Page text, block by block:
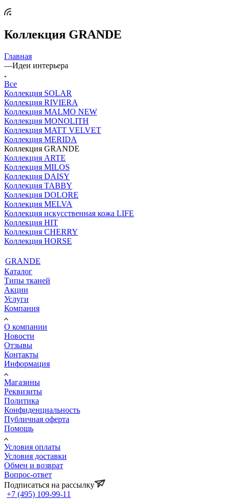
Коллекция GRANDE
Главная
—Идеи интерьера
Все
Коллекция SOLAR
Коллекция RIVIERA
Коллекция MALMO NEW
Коллекция MONOLITH
Коллекция MATT VELVET
Коллекция MERIDA
Коллекция GRANDE
Коллекция ARTE
Коллекция MILOS
Коллекция DAISY
Коллекция TABBY
Коллекция DOLORE
Коллекция MELVA
Коллекция искусственная кожа LIFE
Коллекция HIT
Коллекция CHERRY
Коллекция HORSE
GRANDE
Каталог
Типы тканей
Акции
Услуги
Компания
О компании
Новости
Отзывы
Контакты
Информация
Магазины
Реквизиты
Политика
Конфиденциальность
Публичная оферта
Помощь
Условия оплаты
Условия доставки
Обмен и возврат
Вопрос-ответ
Подписаться на рассылку
+7 (495) 109-99-11